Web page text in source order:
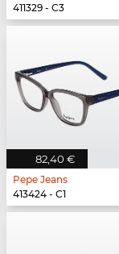
411329 - C3
82,40 €
Pepe Jeans
413424 - C1